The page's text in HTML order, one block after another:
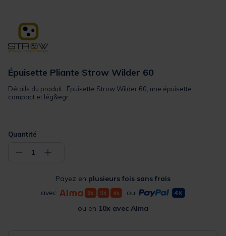
Épuisette Pliante Strow Wilder 60
Détails du produit : Épuisette Strow Wilder 60, une épuisette
compact et lég&egr...
Quantité
− 1 +
Payez en plusieurs fois sans frais
avec
ou
ou en 10x avec Alma